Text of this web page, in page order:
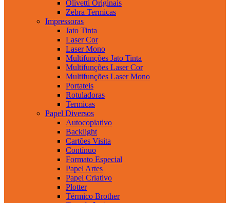
Olivetti Originais
Zebra Termicas
Impressoras
Jato Tinta
Laser Cor
Laser Mono
Multifunções Jato Tinta
Multifunções Laser Cor
Multifunções Laser Mono
Portateis
Rotuladoras
Termicas
Papel Diversos
Autocopiativo
Backlight
Cartões Visita
Contínuo
Formato Especial
Papel Artes
Papel Criativo
Plotter
Térmico Brother